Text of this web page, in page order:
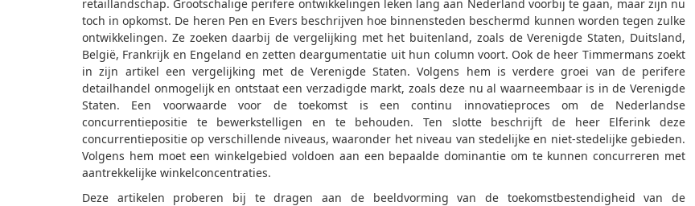
retaillandschap. Grootschalige perifere ontwikkelingen leken lang aan Nederland voorbij te gaan, maar zijn nu
toch in opkomst. De heren Pen en Evers beschrijven hoe binnensteden beschermd kunnen worden tegen zulke
ontwikkelingen. Ze zoeken daarbij de vergelijking met het buitenland, zoals de Verenigde Staten, Duitsland,
België, Frankrijk en Engeland en zetten deargumentatie uit hun column voort. Ook de heer Timmermans zoekt
in zijn artikel een vergelijking met de Verenigde Staten. Volgens hem is verdere groei van de perifere
detailhandel onmogelijk en ontstaat een verzadigde markt, zoals deze nu al waarneembaar is in de Verenigde
Staten. Een voorwaarde voor de toekomst is een continu innovatieproces om de Nederlandse
concurrentiepositie te bewerkstelligen en te behouden. Ten slotte beschrijft de heer Elferink deze
concurrentiepositie op verschillende niveaus, waaronder het niveau van stedelijke en niet-stedelijke gebieden.
Volgens hem moet een winkelgebied voldoen aan een bepaalde dominantie om te kunnen concurreren met
aantrekkelijke winkelconcentraties.
Deze artikelen proberen bij te dragen aan de beeldvorming van de toekomstbestendigheid van de